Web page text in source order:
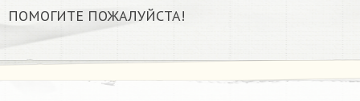
ПОМОГИТЕ ПОЖАЛУЙСТА!